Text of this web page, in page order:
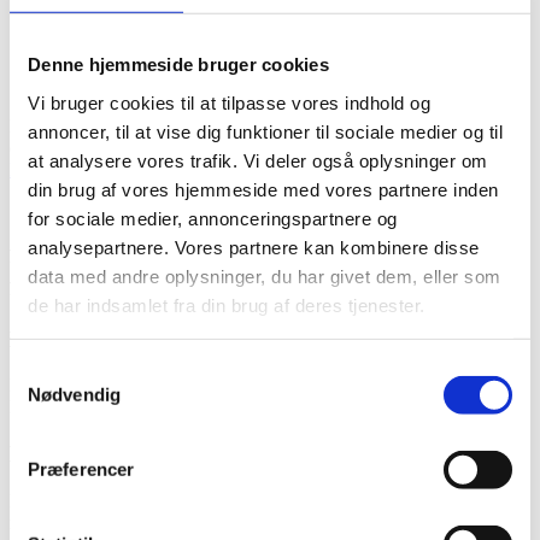
Denne hjemmeside bruger cookies
Vi bruger cookies til at tilpasse vores indhold og
annoncer, til at vise dig funktioner til sociale medier og til
at analysere vores trafik. Vi deler også oplysninger om
din brug af vores hjemmeside med vores partnere inden
for sociale medier, annonceringspartnere og
analysepartnere. Vores partnere kan kombinere disse
data med andre oplysninger, du har givet dem, eller som
de har indsamlet fra din brug af deres tjenester.
Nødvendig
Præferencer
kontakt borgerservice.
ændringen.
Eksempelvis beskriver Hedensted Kommune proceduren for navne-
og adressebeskyttelse:
Navne- og adressebeskyttelse | Hedensted
Kommune.
Ofte stillede spørgsmål om Hvordan
fungerer adressebeskyttelse ved flytning
for udsatte personer? (FAQ)
Hvordan ansøger jeg om adressebeskyttelse?
Du kan ansøge digitalt via borger.dk med MitID. Hvis du ikke har
MitID, kan du få hjælp i din kommunes borgerservice.